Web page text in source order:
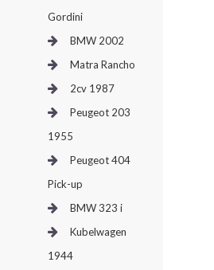
Gordini
BMW 2002
Matra Rancho
2cv 1987
Peugeot 203
1955
Peugeot 404
Pick-up
BMW 323 i
Kubelwagen
1944